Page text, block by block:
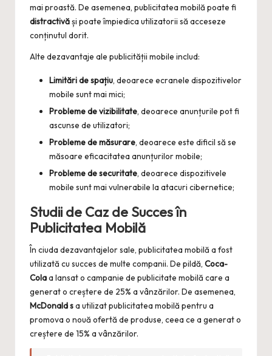
mai proastă. De asemenea, publicitatea mobilă poate fi
distractivăși poate împiedica utilizatorii să acceseze
conținutul dorit.
Alte dezavantaje ale publicității mobile includ:
Limitări de spațiu, deoarece ecranele dispozitivelor
mobile sunt mai mici;
Probleme de vizibilitate, deoarece anunțurile pot fi
ascunse de utilizatori;
Probleme de măsurare, deoarece este dificil să se
măsoare eficacitatea anunțurilor mobile;
Probleme de securitate, deoarece dispozitivele
mobile sunt mai vulnerabile la atacuri cibernetice;
Studii de Caz de Succes în
Publicitatea Mobilă
În ciuda dezavantajelor sale, publicitatea mobilă a fost
utilizată cu succes de multe companii. De pildă, Coca-
Colaa lansat o campanie de publicitate mobilă care a
generat o creștere de 25% a vânzărilor. De asemenea,
McDonald sa utilizat publicitatea mobilă pentru a
promova o nouă ofertă de produse, ceea ce a generat o
creștere de 15% a vânzărilor.